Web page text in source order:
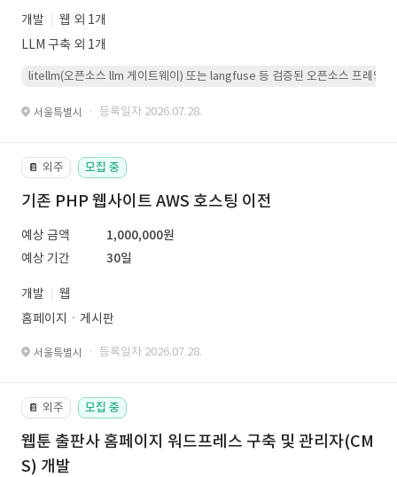
개발
웹 외 1개
LLM 구축 외 1개
litellm(오픈소스 llm 게이트웨이) 또는 langfuse 등 검증된 오픈소스 프레임워
서울특별시 · 등록일자 2026.07.28.
📔 외주 모집 중
기존 PHP 웹사이트 AWS 호스팅 이전
예상 금액
1,000,000원
예상 기간
30일
개발
웹
홈페이지ㆍ게시판
서울특별시 · 등록일자 2026.07.28.
📔 외주 모집 중
웹툰 출판사 홈페이지 워드프레스 구축 및 관리자(CM
S) 개발